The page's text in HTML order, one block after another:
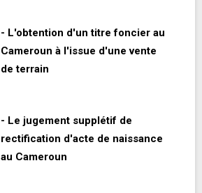
- L'obtention d'un titre foncier au
Cameroun à l'issue d'une vente
de terrain
- Le jugement supplétif de
rectification d'acte de naissance
au Cameroun